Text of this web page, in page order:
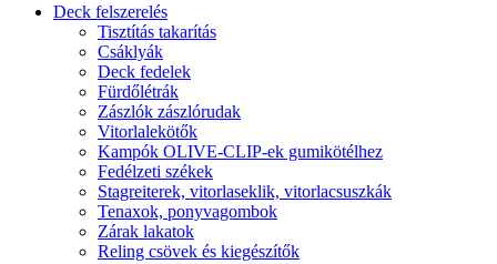
Deck felszerelés
Tisztítás takarítás
Csáklyák
Deck fedelek
Fürdőlétrák
Zászlók zászlórudak
Vitorlalekötők
Kampók OLIVE-CLIP-ek gumikötélhez
Fedélzeti székek
Stagreiterek, vitorlaseklik, vitorlacsuszkák
Tenaxok, ponyvagombok
Zárak lakatok
Reling csövek és kiegészítők